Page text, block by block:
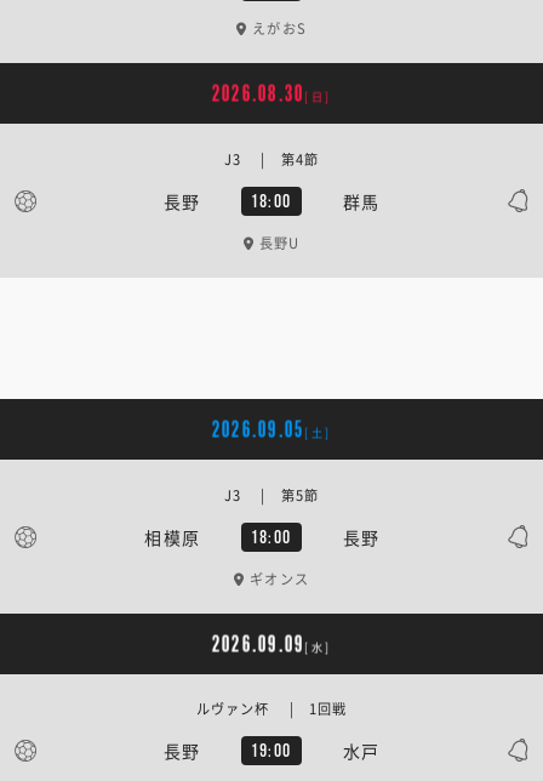
えがおS
2026.08.30 [日]
長野 18:00 群馬
J3 | 第4節
長野U
2026.09.05 [土]
相模原 18:00 長野
J3 | 第5節
ギオンス
2026.09.09 [水]
長野 19:00 水戸
ルヴァン杯 | 1回戦